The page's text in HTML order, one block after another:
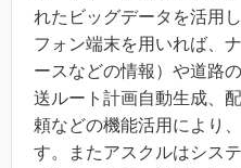
れたビッグデータを活用
フォン端末を用いれば、
ースなどの情報）や道路
送ルート計画自動生成、
頼などの機能活用により
す。またアスクルはシス